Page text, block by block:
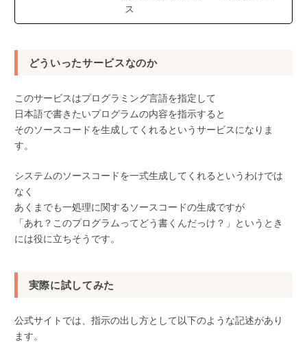
ス
どういったサービスなのか
このサービスはプログラミング言語を指定して
日本語で書きたいプログラムの内容を指示すると
そのソースコードを生成してくれるというサービスになりま
す。
システムのソースコードを一式生成してくれるというわけでは
なく
あくまでも一処理に関するソースコードの生成ですが
「あれ？このプログラムってどう書くんだっけ？」というとき
には役に立ちそうです。
実際に試してみた
公式サイトでは、指示の出し方として以下のような記述があり
ます。